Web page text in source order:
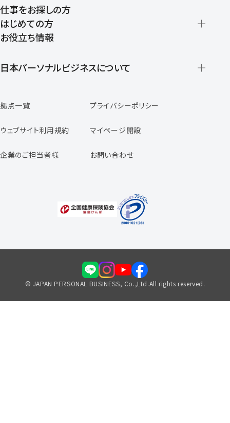
仕事をお探しの方
はじめての方
登録から就業開始までの流れ
お役立ち情報
日本パーソナルビジネスについて
スタッフの声
専任コンサルタントの声
福利厚生のご案内
拠点一覧 プライバシーポリシー
ウェブサイト利用規約 マイページ開設
企業のご担当者様 お問い合わせ
© JAPAN PERSONAL BUSINESS, Co.,Ltd.All rights reserved.